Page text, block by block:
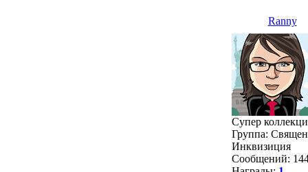
Ranny
Супер
Группа:
Инквизиция
Сообщений: